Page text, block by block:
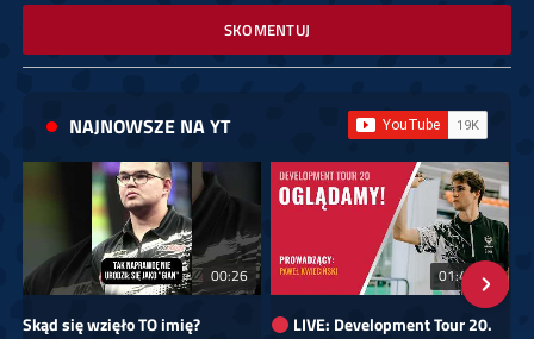
SKOMENTUJ
NAJNOWSZE NA YT
00:26
Skąd się wzięło TO imię?
01:40:24
LIVE: Development Tour 20.